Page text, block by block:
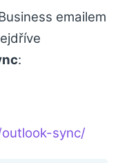
emailem
:
sync/